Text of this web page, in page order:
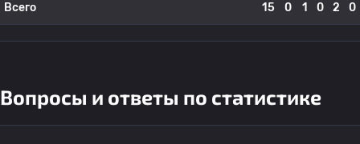
Всего 15 0 1 0 2 0
Вопросы и ответы по статистике